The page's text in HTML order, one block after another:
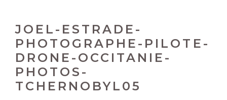
JOEL-ESTRADE-
PHOTOGRAPHE-PILOTE-
DRONE-OCCITANIE-
PHOTOS-
TCHERNOBYL05